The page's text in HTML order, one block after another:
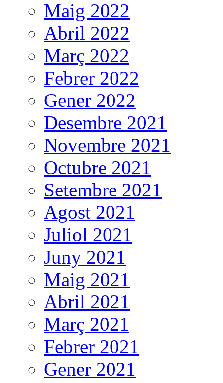
Maig 2022
Abril 2022
Març 2022
Febrer 2022
Gener 2022
Desembre 2021
Novembre 2021
Octubre 2021
Setembre 2021
Agost 2021
Juliol 2021
Juny 2021
Maig 2021
Abril 2021
Març 2021
Febrer 2021
Gener 2021